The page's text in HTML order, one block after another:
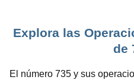
Explora las
de
El número 735 y sus